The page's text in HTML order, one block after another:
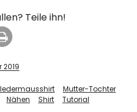
Teile ihn!
Mutter-Tochter
Nähen Shirt Tutorial